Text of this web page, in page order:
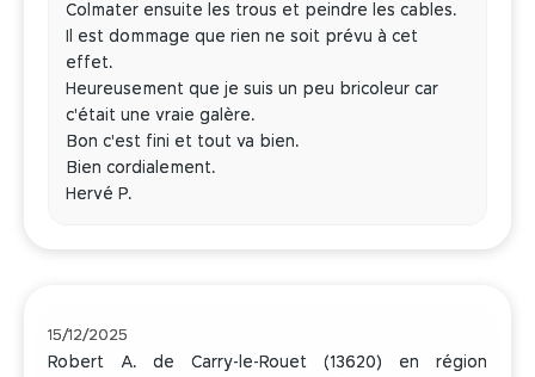
Colmater ensuite les trous et peindre les cables.
Il est dommage que rien ne soit prévu à cet
effet.
Heureusement que je suis un peu bricoleur car
c'était une vraie galère.
Bon c'est fini et tout va bien.
Bien cordialement.
Hervé P.
15/12/2025
Robert A. de Carry-le-Rouet (13620) en région